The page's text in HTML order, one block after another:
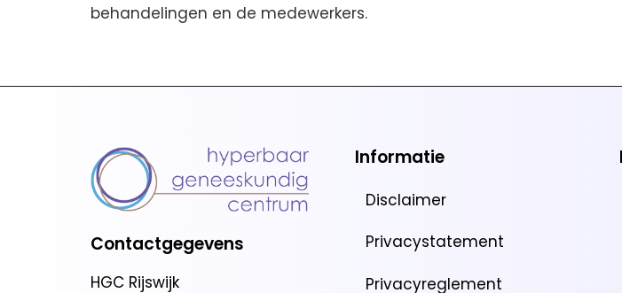
behandelingen en de medewerkers.
Contactgegevens
HGC Rijswijk
Informatie
Disclaimer
Privacystatement
Privacyreglement